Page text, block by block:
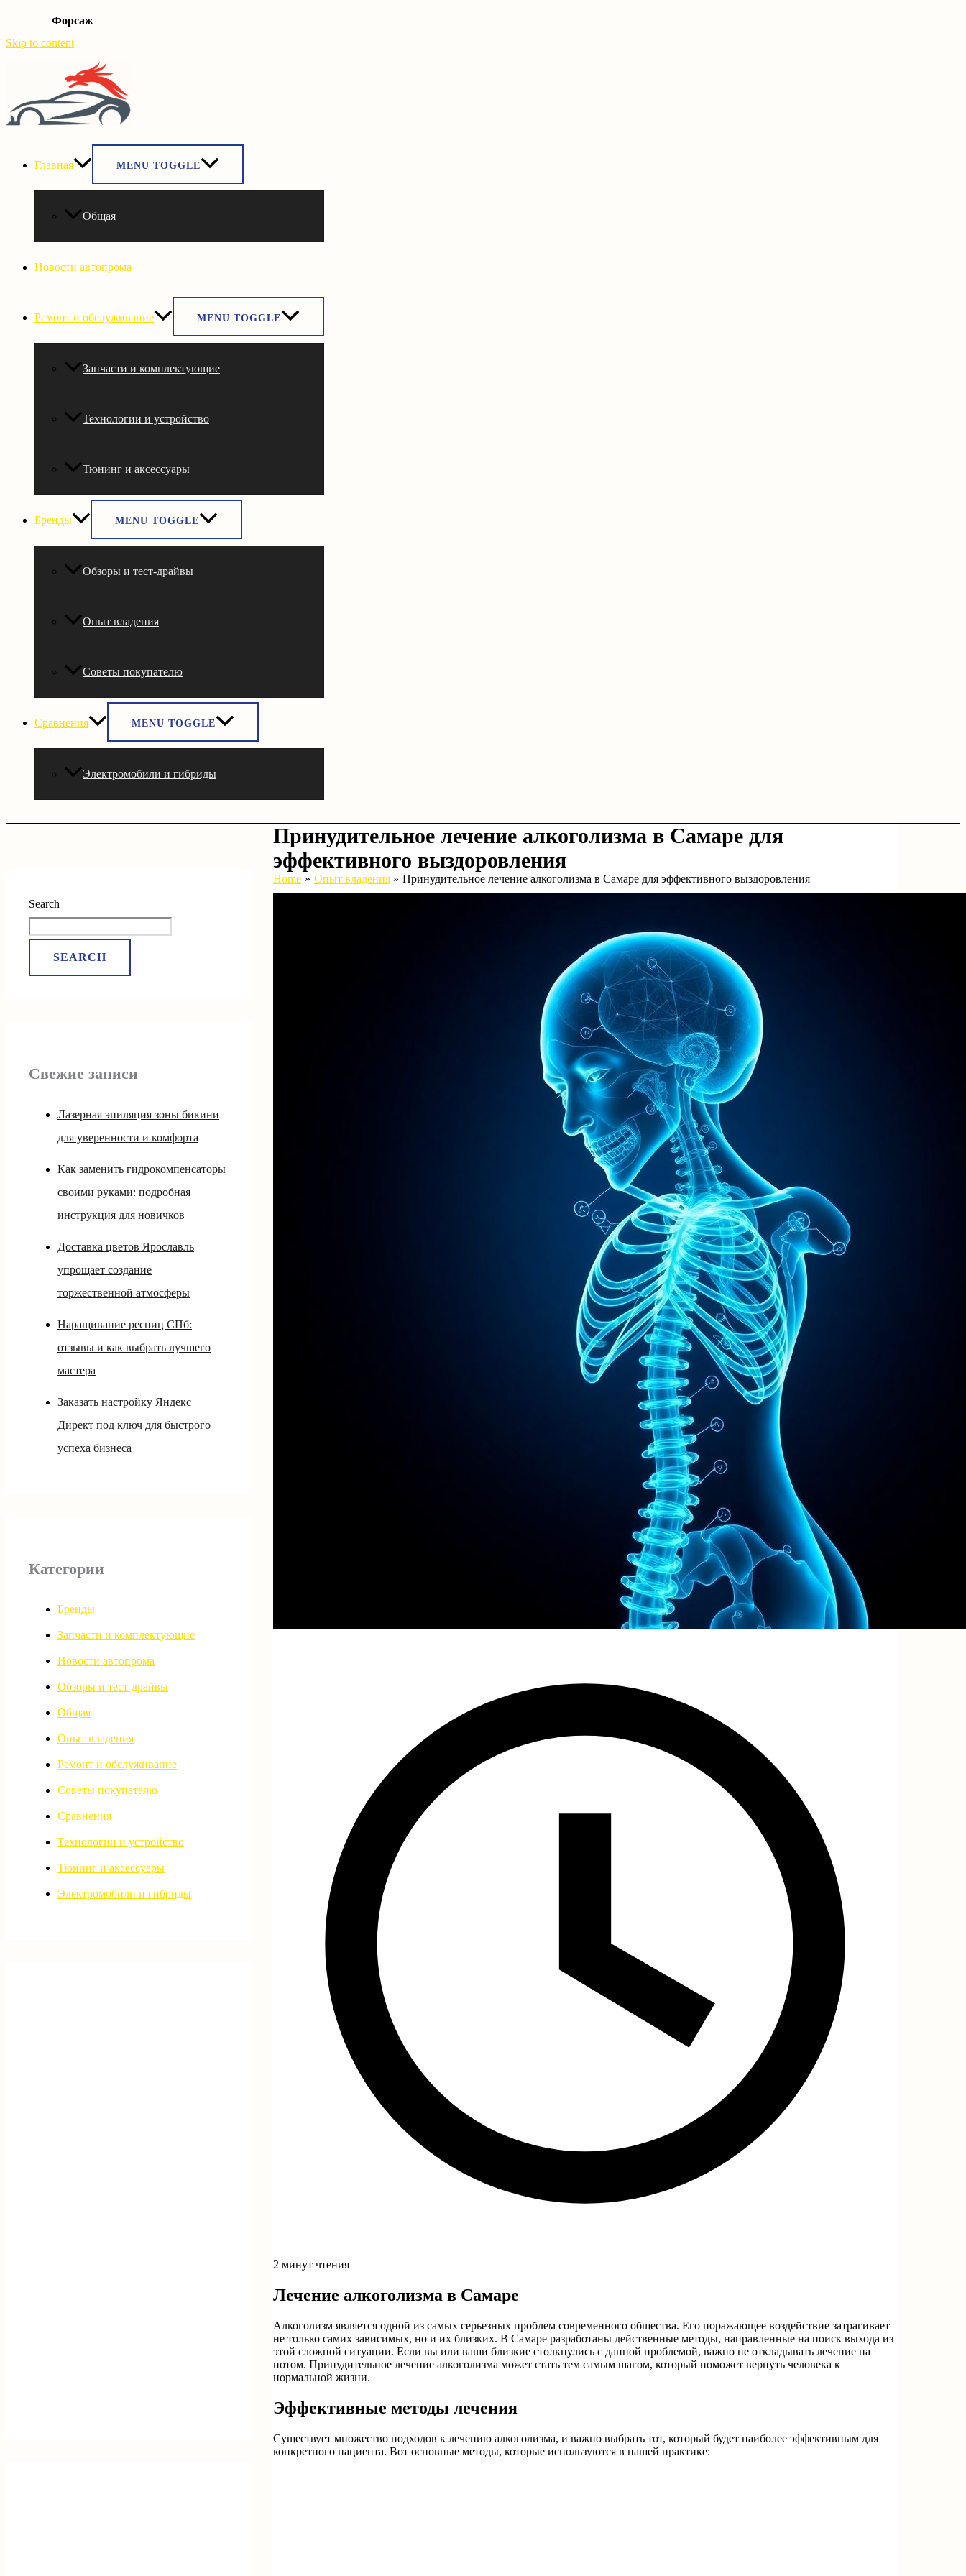
Форсаж
Skip to content
Главная MENU TOGGLE
Общая
Новости автопрома
Ремонт и обслуживание MENU TOGGLE
Запчасти и комплектующие
Технологии и устройство
Тюнинг и аксессуары
Бренды MENU TOGGLE
Обзоры и тест-драйвы
Опыт владения
Советы покупателю
Сравнения MENU TOGGLE
Электромобили и гибриды
Search
SEARCH
Свежие записи
Лазерная эпиляция зоны бикини
для уверенности и комфорта
Как заменить гидрокомпенсаторы
своими руками: подробная
инструкция для новичков
Доставка цветов Ярославль
упрощает создание
торжественной атмосферы
Наращивание ресниц СПб:
отзывы и как выбрать лучшего
мастера
Заказать настройку Яндекс
Директ под ключ для быстрого
успеха бизнеса
Категории
Бренды
Запчасти и комплектующие
Новости автопрома
Обзоры и тест-драйвы
Общая
Опыт владения
Ремонт и обслуживание
Советы покупателю
Сравнения
Технологии и устройство
Тюнинг и аксессуары
Электромобили и гибриды
Принудительное лечение алкоголизма в Самаре для
эффективного выздоровления
Home Опыт владения Принудительное лечение алкоголизма в Самаре для эффективного выздоровления
2 минут чтения
Лечение алкоголизма в Самаре
Алкоголизм является одной из самых серьезных проблем современного общества. Его поражающее воздействие затрагивает
не только самих зависимых, но и их близких. В Самаре разработаны действенные методы, направленные на поиск выхода из
этой сложной ситуации. Если вы или ваши близкие столкнулись с данной проблемой, важно не откладывать лечение на
потом. Принудительное лечение алкоголизма может стать тем самым шагом, который поможет вернуть человека к
нормальной жизни.
Эффективные методы лечения
Существует множество подходов к лечению алкоголизма, и важно выбрать тот, который будет наиболее эффективным для
конкретного пациента. Вот основные методы, которые используются в нашей практике: